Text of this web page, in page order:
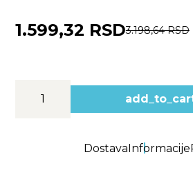
1.599,32 RSD3.198,64 RSD
DostavaInformacije